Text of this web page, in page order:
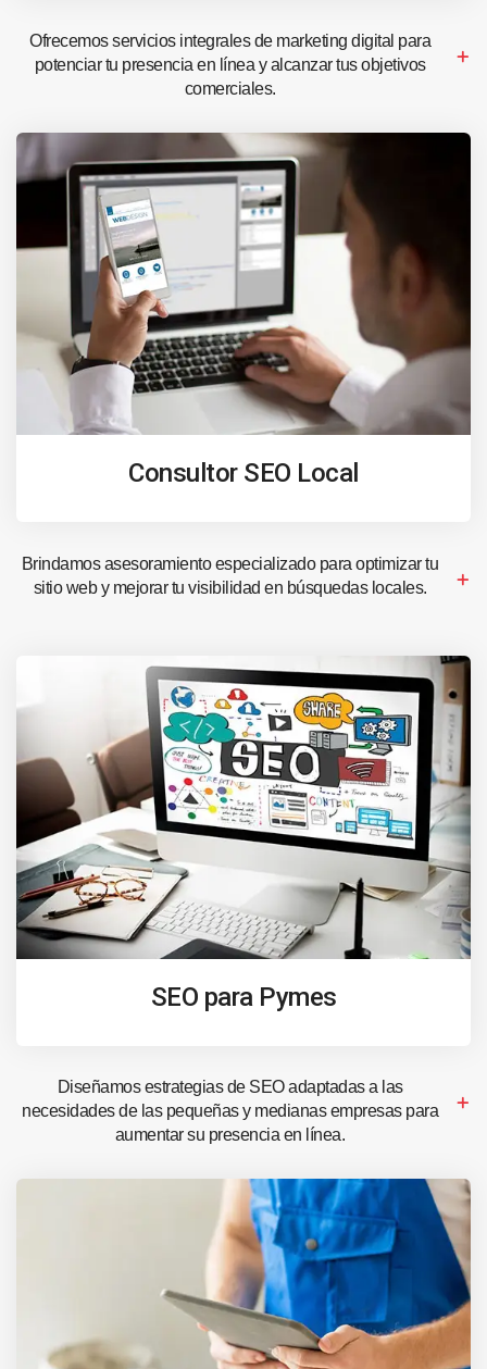
Ofrecemos servicios integrales de marketing digital para
potenciar tu presencia en línea y alcanzar tus objetivos
comerciales.
Consultor SEO Local
Brindamos asesoramiento especializado para optimizar tu
sitio web y mejorar tu visibilidad en búsquedas locales.
SEO para Pymes
Diseñamos estrategias de SEO adaptadas a las
necesidades de las pequeñas y medianas empresas para
aumentar su presencia en línea.